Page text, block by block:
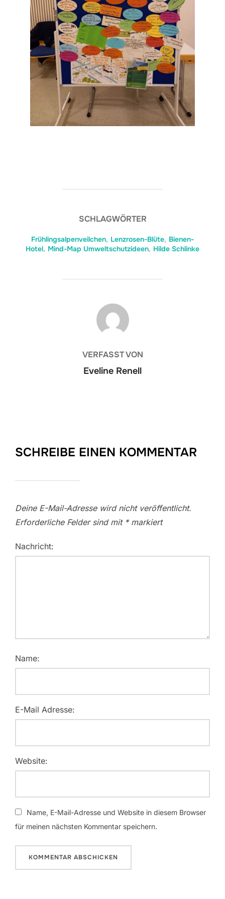
SCHLAGWÖRTER
Frühlingsalpenveilchen, Lenzrosen-Blüte, Bienen-
Hotel, Mind-Map Umweltschutzideen, Hilde Schlinke
BEITRAGSAUTOR
VERFASST VON
Eveline Renell
SCHREIBE EINEN KOMMENTAR
Deine E-Mail-Adresse wird nicht veröffentlicht.
Erforderliche Felder sind mit *markiert
Nachricht:
Name:
E-Mail Adresse:
Website:
Name, E-Mail-Adresse und Website in diesem Browser
für meinen nächsten Kommentar speichern.